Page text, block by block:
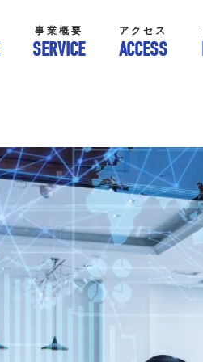
事業概要
SERVICE
アクセス
ACCESS